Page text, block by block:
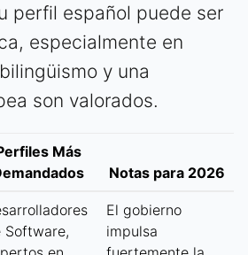
perfil español puede ser
especialmente en
y una
son valorados.
Más
Notas para 2026
Software,
El gobierno
impulsa